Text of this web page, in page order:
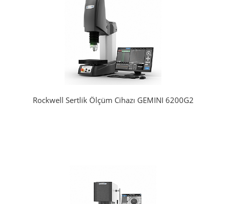
Rockwell Sertlik Ölçüm Cihazı GEMINI 6200G2